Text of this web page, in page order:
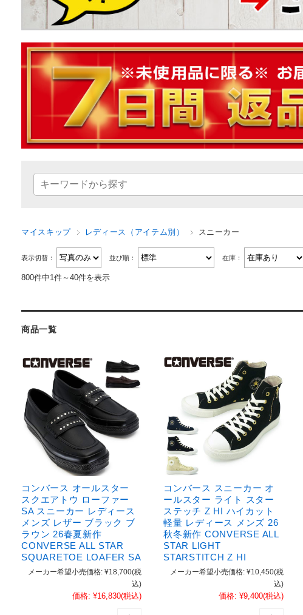
マイスキップ レディース（アイテム別） スニーカー
表示切替： 並び順： 在庫：
800件中1件～40件を表示
商品一覧
コンバース オールスター
スクエアトウ ローファー
SA スニーカー レディース
メンズ レザー ブラック ブ
ラウン 26春夏新作
CONVERSE ALL STAR
SQUARETOE LOAFER SA
メーカー希望小売価格: ¥18,700(税
込)
価格: ¥16,830(税込)
コンバース スニーカー オ
ールスター ライト スター
ステッチ Z HI ハイカット
軽量 レディース メンズ 26
秋冬新作 CONVERSE ALL
STAR LIGHT
STARSTITCH Z HI
メーカー希望小売価格: ¥10,450(税
込)
価格: ¥9,400(税込)